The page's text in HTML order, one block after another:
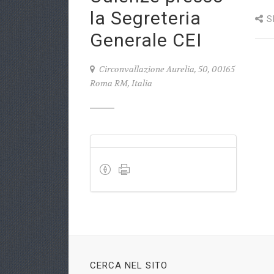
la Segreteria
Generale CEI
Circonvallazione Aurelia, 50, 00165
Roma RM, Italia
CERCA NEL SITO